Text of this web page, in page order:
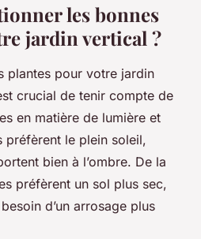
les bonnes
jardin vertical ?
plantes pour votre jardin
crucial de tenir compte de
en matière de lumière et
préfèrent le plein soleil,
bien à l’ombre. De la
préfèrent un sol plus sec,
d’un arrosage plus